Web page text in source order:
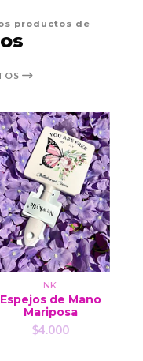
productos de
NK
Espejos de Mano
Mariposa
$4.000